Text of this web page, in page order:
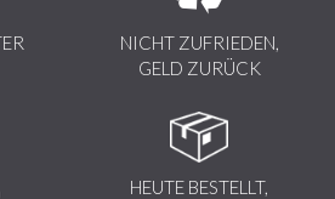
NICHT ZUFRIEDEN,
GELD ZURÜCK
HEUTE BESTELLT,